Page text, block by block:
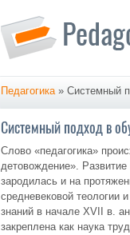
Педагогика» Системный
Системный подход в
Слово «педагогика»
детовождение». Развитие
зародилась и на
средневековой
знаний в начале XVII в.
закреплена как наука